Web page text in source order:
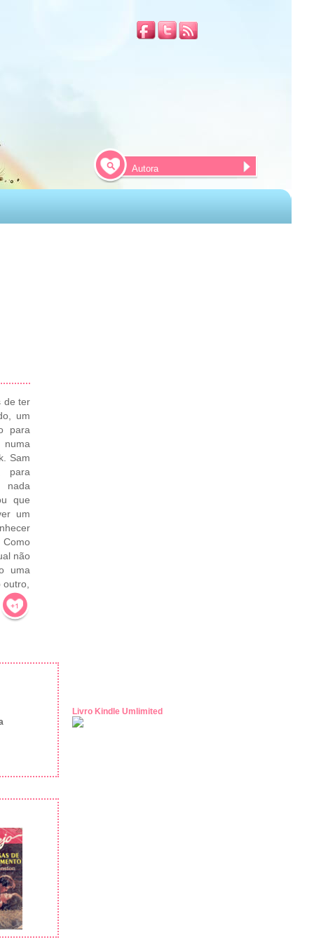
de ter
um
para
Sam
para
que
um
Como
não
uma
Livro Kindle Umlimited